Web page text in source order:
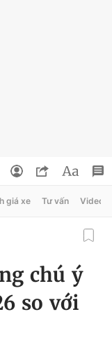
giá xe Tư vấn Video
chú ý
so với